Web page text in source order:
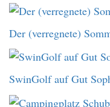
Der (verregnete)
SwinGolf auf Gut